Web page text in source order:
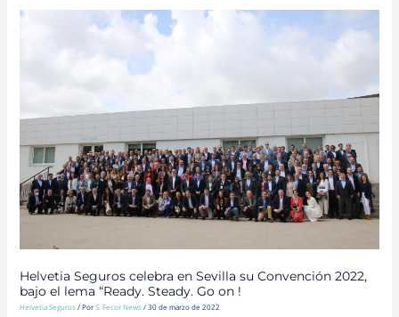
Helvetia Seguros celebra en Sevilla su Convención 2022,
bajo el lema “Ready. Steady. Go on !
Helvetia Seguros/ PorS. Fecor News/30 de marzo de 2022
HELVETIA
SEGUROS
SEVILLA
CONVENCIÓN
LEMA
STEADY.
GO
ON
!